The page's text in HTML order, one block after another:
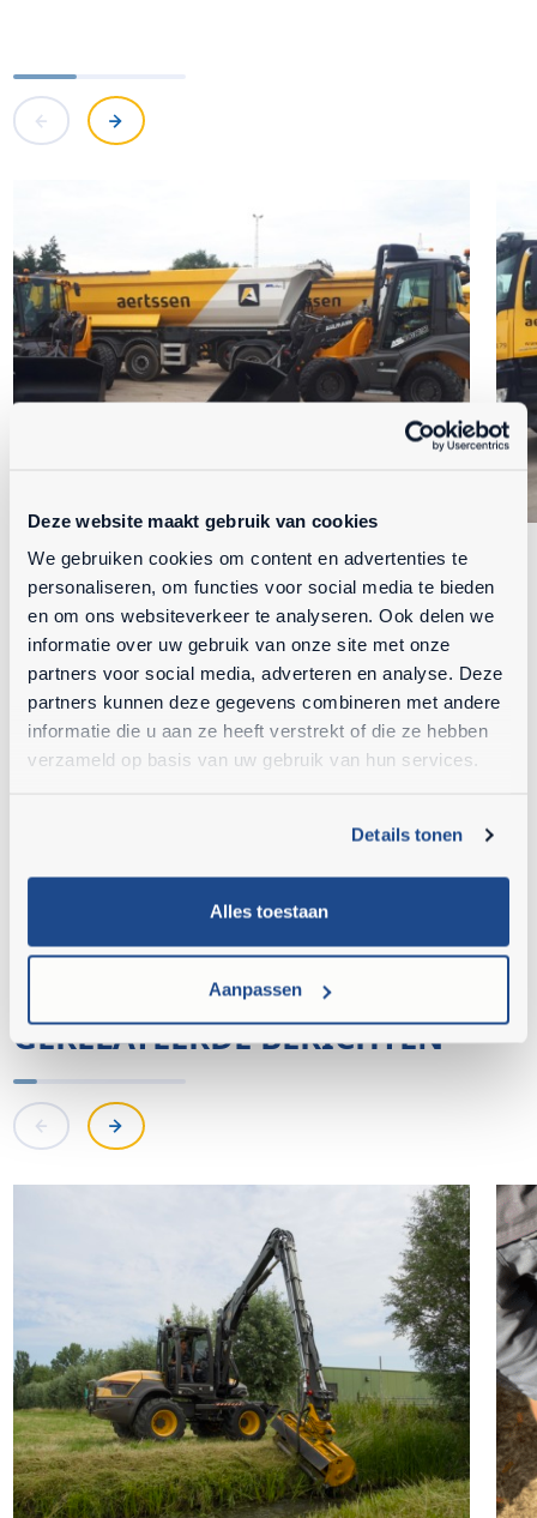
Deze website maakt gebruik van cookies
We gebruiken cookies om content en advertenties te
personaliseren, om functies voor social media te bieden
en om ons websiteverkeer te analyseren. Ook delen we
informatie over uw gebruik van onze site met onze
partners voor social media, adverteren en analyse. Deze
partners kunnen deze gegevens combineren met andere
informatie die u aan ze heeft verstrekt of die ze hebben
verzameld op basis van uw gebruik van hun services.
Details tonen
Alles toestaan
Aanpassen
MEER INFORMATIE
Ahlmann AS1000
GERELATEERDE BERICHTEN